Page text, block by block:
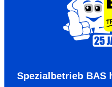
Spezia­lbetrieb BAS